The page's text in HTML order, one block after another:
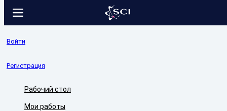
Войти
Регистрация
Рабочий стол
Мои работы